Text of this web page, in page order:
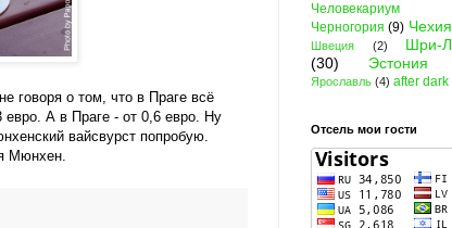
говоря о том, что в Праге всё
евро. А в Праге - от 0,6 евро. Ну
вайсвурст попробую.
Мюнхен.
Человекариум
Черногория (9) Чехия
Швеция (2)
Шри-
(30)
Эстония
Ярославль (4) after dark
Отсель мои гости